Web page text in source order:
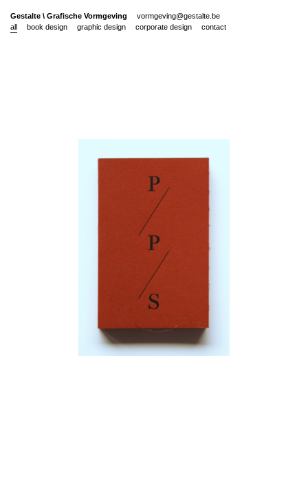
Gestalte \ Grafische Vormgeving
vormgeving@gestalte.be
all
book design graphic design corporate design contact